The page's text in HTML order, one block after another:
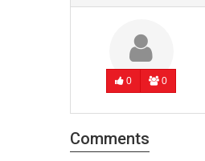
0 0
Comments